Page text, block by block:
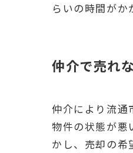
らいの時間がか
仲介で売れ
仲介により流通
物件の状態が悪
かし、売却の希